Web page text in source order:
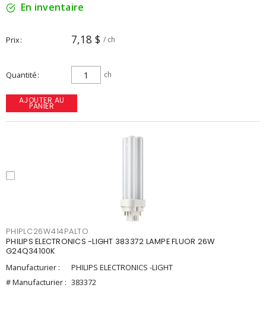
En inventaire
Prix 7,18 $ / ch
Quantité ch
AJOUTER AU
PANIER
PHIPLC26W414PALTO
PHILIPS ELECTRONICS -LIGHT 383372 LAMPE FLUOR 26W
G24Q34100K
Manufacturier :
PHILIPS ELECTRONICS -LIGHT
# Manufacturier : 383372